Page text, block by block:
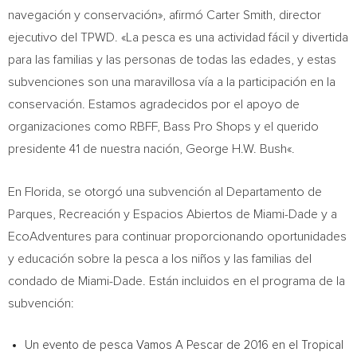
navegación y conservación», afirmó Carter Smith , director
ejecutivo del TPWD. «La pesca es una actividad fácil y divertida
para las familias y las personas de todas las edades, y estas
subvenciones son una maravillosa vía a la participación en la
conservación. Estamos agradecidos por el apoyo de
organizaciones como RBFF, Bass Pro Shops y el querido
presidente 41 de nuestra nación, George H.W. Bush«.
En Florida, se otorgó una subvención al Departamento de
Parques, Recreación y Espacios Abiertos de Miami-Dade y a
EcoAdventures para continuar proporcionando oportunidades
y educación sobre la pesca a los niños y las familias del
condado de Miami-Dade . Están incluidos en el programa de la
subvención:
Un evento de pesca Vamos A Pescar de 2016 en el Tropical